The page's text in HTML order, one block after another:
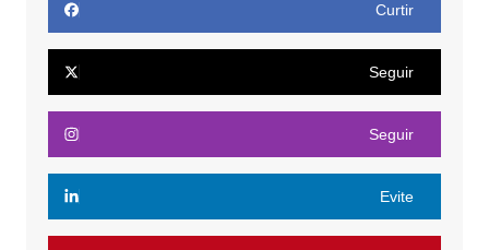
Curtir
Seguir
Seguir
Evite